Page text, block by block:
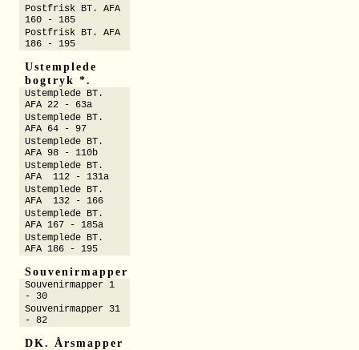
Postfrisk BT. AFA
160 - 185
Postfrisk BT. AFA
186 - 195
Ustemplede
bogtryk *.
Ustemplede BT.
AFA 22 - 63a
Ustemplede BT.
AFA 64 - 97
Ustemplede BT.
AFA 98 - 110b
Ustemplede BT.
AFA 112 - 131a
Ustemplede BT.
AFA 132 - 166
Ustemplede BT.
AFA 167 - 185a
Ustemplede BT.
AFA 186 - 195
Souvenirmapper
Souvenirmapper 1
- 30
Souvenirmapper 31
- 82
DK. Årsmapper